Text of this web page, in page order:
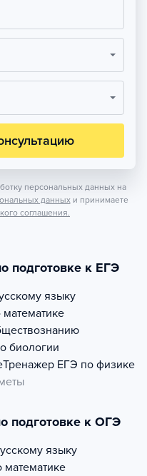
персональных данных на
данных и принимаете
соглашения.
подготовке к ЕГЭ
языку
биологии
Тренажер ЕГЭ по физике
подготовке к ОГЭ
языку